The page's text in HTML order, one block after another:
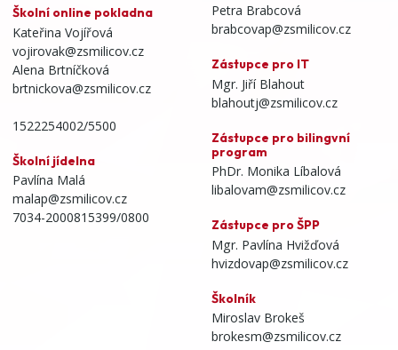
Školní online pokladna
Kateřina Vojířová
vojirovak@zsmilicov.cz
Alena Brtníčková
brtnickova@zsmilicov.cz
1522254002/5500
Školní jídelna
Pavlína Malá
malap@zsmilicov.cz
7034-2000815399/0800
Petra Brabcová
brabcovap@zsmilicov.cz
Zástupce pro IT
Mgr. Jiří Blahout
blahoutj@zsmilicov.cz
Zástupce pro bilingvní
program
PhDr. Monika Líbalová
libalovam@zsmilicov.cz
Zástupce pro ŠPP
Mgr. Pavlína Hvižďová
hvizdovap@zsmilicov.cz
Školník
Miroslav Brokeš
brokesm@zsmilicov.cz